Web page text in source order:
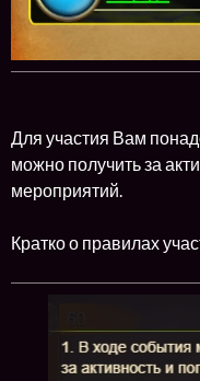
Для участия Вам
можно получить за
мероприятий.
Кратко о правилах